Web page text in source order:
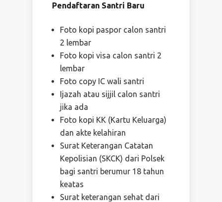
Pendaftaran Santri Baru
Foto kopi paspor calon santri
2 lembar
Foto kopi visa calon santri 2
lembar
Foto copy IC wali santri
Ijazah atau sijjil calon santri
jika ada
Foto kopi KK (Kartu Keluarga)
dan akte kelahiran
Surat Keterangan Catatan
Kepolisian (SKCK) dari Polsek
bagi santri berumur 18 tahun
keatas
Surat keterangan sehat dari